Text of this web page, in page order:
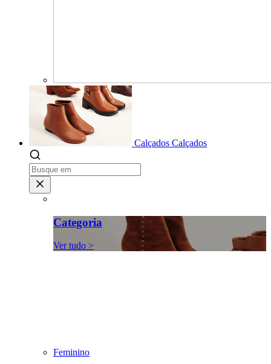
Calçados Calçados
Categoria
Ver tudo >
Feminino